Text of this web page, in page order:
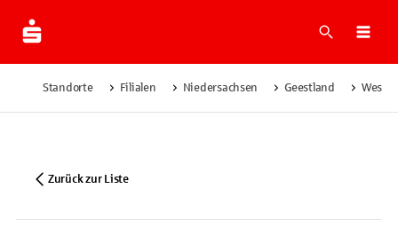
Suche
Standorte Filialen Niedersachsen Geestland
Zurück zur Liste